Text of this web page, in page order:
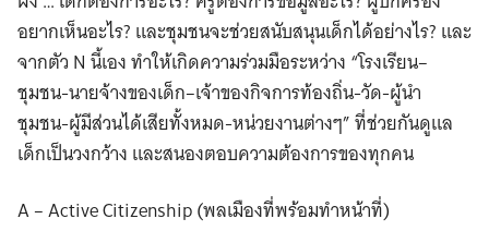
อยากเห็นอะไร? และชุมชนจะช่วยสนับสนุนเด็กได้อย่างไร? และ
จากตัว N นี้เอง ทำให้เกิดความร่วมมือระหว่าง “โรงเรียน–
ชุมชน-นายจ้างของเด็ก–เจ้าของกิจการท้องถิ่น-วัด-ผู้นำ
ชุมชน-ผู้มีส่วนได้เสียทั้งหมด-หน่วยงานต่างๆ” ที่ช่วยกันดูแล
เด็กเป็นวงกว้าง และสนองตอบความต้องการของทุกคน
A – Active Citizenship (พลเมืองที่พร้อมทำหน้าที่)